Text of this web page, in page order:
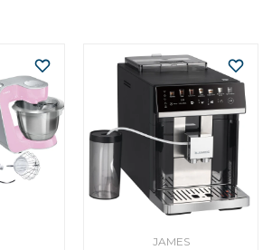
JAMES